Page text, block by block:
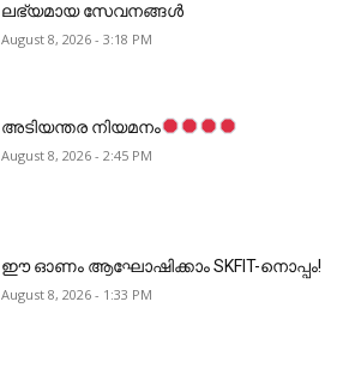
ലഭ്യമായ സേവനങ്ങൾ
August 8, 2026 - 3:18 PM
അടിയന്തര നിയമനം
August 8, 2026 - 2:45 PM
ഈ ഓണം ആഘോഷിക്കാം SKFIT-നൊപ്പം!
August 8, 2026 - 1:33 PM